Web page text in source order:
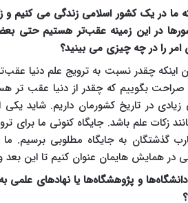
ما در یک کشور اسلامی زندگی می کنیم
در این زمینه عقب‌تر هستیم حتی
را در چه چیزی می بینید؟
اینکه چقدر نسبت به ترویج علم دنیا
صراحت بگوییم که چقدر از دنیا عقب تر
در تاریخ کشورمان داریم. شاید یکی
زکات علم باشد. جایگاه کنونی ما برای
گذشتگان به جایگاه مطلوبی
همایش هایمان عنوان کنیم تا این بعد
دانشگاه‌ها و پژوهشگاه‌ها یا نهادهای علمی